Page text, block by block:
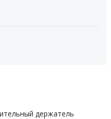
держатель